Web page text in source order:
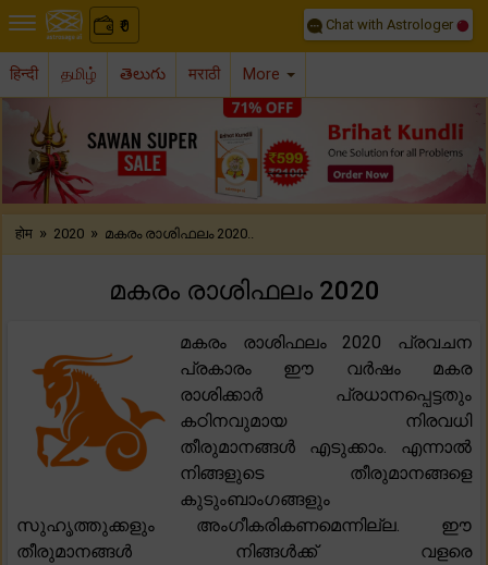
₹
0 Chat with Astrologer
हिन्दी தமிழ் తెలుగు मराठी More
Previous
होम » 2020 » മകരം രാശിഫലം 2020..
മകരം രാശിഫലം 2020
മകരം രാശിഫലം 2020 പ്രവചന
പ്രകാരം ഈ വർഷം മകര
രാശിക്കാർ പ്രധാനപ്പെട്ടതും
കഠിനവുമായ നിരവധി
തീരുമാനങ്ങൾ എടുക്കാം. എന്നാൽ
നിങ്ങളുടെ തീരുമാനങ്ങളെ
കുടുംബാംഗങ്ങളും
സുഹൃത്തുക്കളും അംഗീകരികണമെന്നില്ല. ഈ
തീരുമാനങ്ങൾ‌ നിങ്ങൾ‌ക്ക് വളരെ